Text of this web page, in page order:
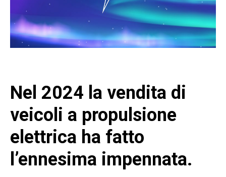
Nel 2024 la vendita di
veicoli a propulsione
elettrica ha fatto
l’ennesima impennata.